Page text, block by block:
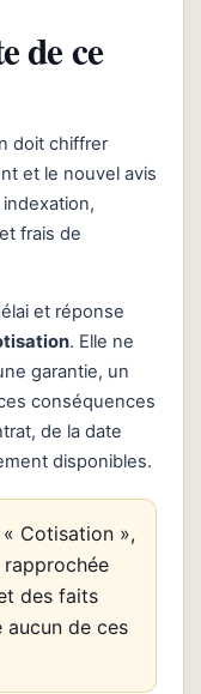
de ce
doit chiffrer
et le nouvel avis
frais de
et réponse
. Elle ne
garantie, un
conséquences
de la date
disponibles.
Cotisation »,
des faits
aucun de ces